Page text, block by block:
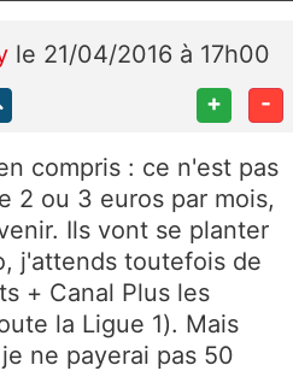
le 21/04/2016 à 17h00
+ -
compris : ce n'est pas
2 ou 3 euros par mois,
Ils vont se planter
j'attends toutefois de
+ Canal Plus les
la Ligue 1). Mais
ne payerai pas 50